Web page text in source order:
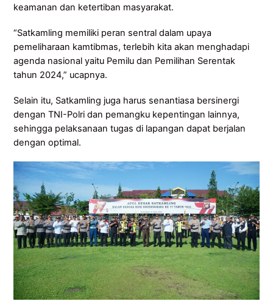
keamanan dan ketertiban masyarakat.
“Satkamling memiliki peran sentral dalam upaya
pemeliharaan kamtibmas, terlebih kita akan menghadapi
agenda nasional yaitu Pemilu dan Pemilihan Serentak
tahun 2024,” ucapnya.
Selain itu, Satkamling juga harus senantiasa bersinergi
dengan TNI-Polri dan pemangku kepentingan lainnya,
sehingga pelaksanaan tugas di lapangan dapat berjalan
dengan optimal.